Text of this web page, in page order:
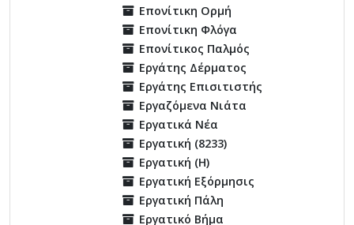
Επονίτικη Ορμή
Επονίτικη Φλόγα
Επονίτικος Παλμός
Εργάτης Δέρματος
Εργάτης Επισιτιστής
Εργαζόμενα Νιάτα
Εργατικά Νέα
Εργατική (8233)
Εργατική (Η)
Εργατική Εξόρμησις
Εργατική Πάλη
Εργατικό Βήμα